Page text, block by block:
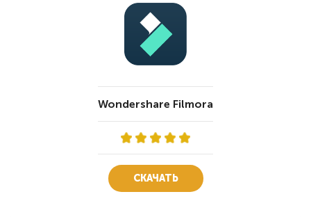
Wondershare Filmora
СКАЧАТЬ